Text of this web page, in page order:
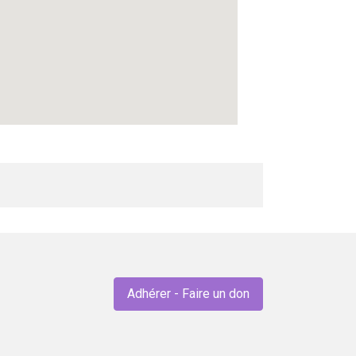
Adhérer - Faire un don